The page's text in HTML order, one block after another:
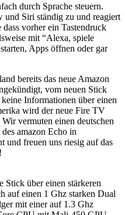
durch Sprache steuern.
Siri ständig zu und reagiert
vorher ein Tastendruck
mit “Alexa, spiele
Apps öffnen oder gar
bereits das neue Amazon
vom neuen Stick
Informationen über einen
wird der neue Fire TV
vermuten einen deutschen
amazon Echo in
und freuen uns riesig auf das
Stick über einen stärkeren
auf einen 1 Ghz starken Dual
mit einer auf 1.3 Ghz